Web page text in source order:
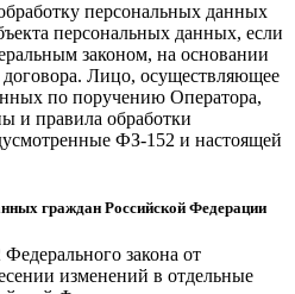
персональных данных
персональных данных, если
законом, на основании
Лицо, осуществляющее
по поручению Оператора,
и правила обработки
ФЗ-152 и настоящей
граждан Российской Федерации
закона от
изменений в отдельные